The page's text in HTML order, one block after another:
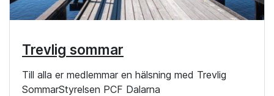
Trevlig sommar
Till alla er medlemmar en hälsning med Trevlig
SommarStyrelsen PCF Dalarna